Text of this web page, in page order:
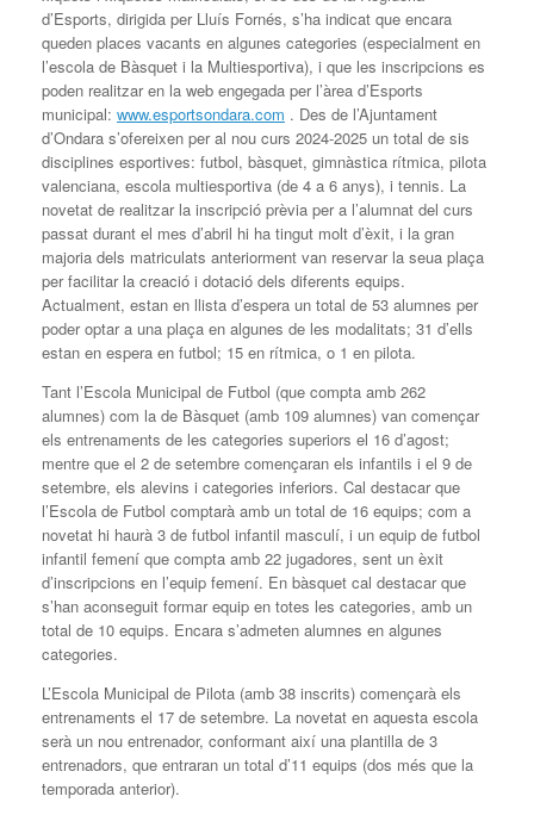
d’Esports, dirigida per Lluís Fornés, s’ha indicat que encara
queden places vacants en algunes categories (especialment en
l’escola de Bàsquet i la Multiesportiva), i que les inscripcions es
poden realitzar en la web engegada per l’àrea d’Esports
municipal: www.esportsondara.com . Des de l’Ajuntament
d’Ondara s’ofereixen per al nou curs 2024-2025 un total de sis
disciplines esportives: futbol, bàsquet, gimnàstica rítmica, pilota
valenciana, escola multiesportiva (de 4 a 6 anys), i tennis. La
novetat de realitzar la inscripció prèvia per a l’alumnat del curs
passat durant el mes d’abril hi ha tingut molt d’èxit, i la gran
majoria dels matriculats anteriorment van reservar la seua plaça
per facilitar la creació i dotació dels diferents equips.
Actualment, estan en llista d’espera un total de 53 alumnes per
poder optar a una plaça en algunes de les modalitats; 31 d’ells
estan en espera en futbol; 15 en rítmica, o 1 en pilota.
Tant l’Escola Municipal de Futbol (que compta amb 262
alumnes) com la de Bàsquet (amb 109 alumnes) van començar
els entrenaments de les categories superiors el 16 d’agost;
mentre que el 2 de setembre començaran els infantils i el 9 de
setembre, els alevins i categories inferiors. Cal destacar que
l’Escola de Futbol comptarà amb un total de 16 equips; com a
novetat hi haurà 3 de futbol infantil masculí, i un equip de futbol
infantil femení que compta amb 22 jugadores, sent un èxit
d’inscripcions en l’equip femení. En bàsquet cal destacar que
s’han aconseguit formar equip en totes les categories, amb un
total de 10 equips. Encara s’admeten alumnes en algunes
categories.
L’Escola Municipal de Pilota (amb 38 inscrits) començarà els
entrenaments el 17 de setembre. La novetat en aquesta escola
serà un nou entrenador, conformant així una plantilla de 3
entrenadors, que entraran un total d’11 equips (dos més que la
temporada anterior).